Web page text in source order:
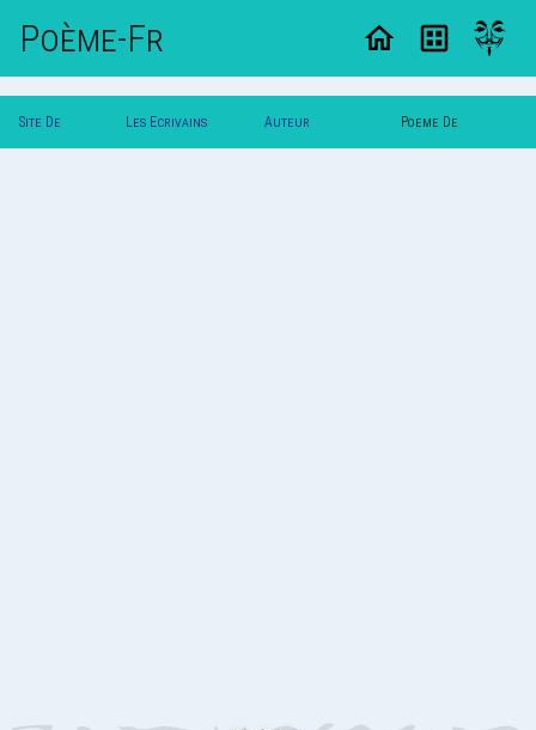
Poème-Fr
Site De Les Ecrivains Auteur Poeme De